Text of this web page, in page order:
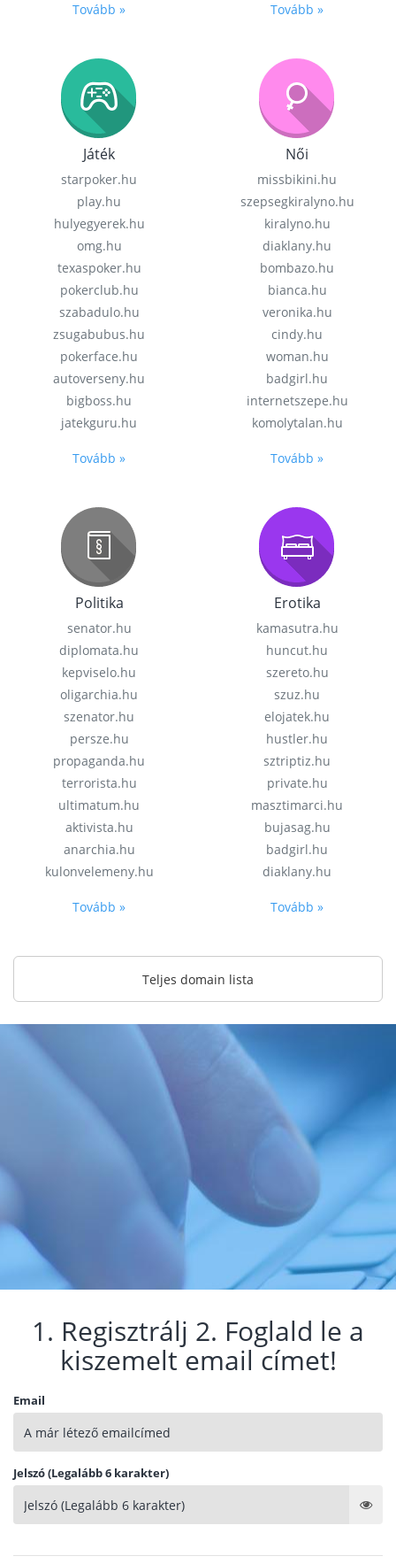
Tovább » Tovább »
Játék
starpoker.hu
play.hu
hulyegyerek.hu
omg.hu
texaspoker.hu
pokerclub.hu
szabadulo.hu
zsugabubus.hu
pokerface.hu
autoverseny.hu
bigboss.hu
jatekguru.hu
Tovább »
Női
missbikini.hu
szepsegkiralyno.hu
kiralyno.hu
diaklany.hu
bombazo.hu
bianca.hu
veronika.hu
cindy.hu
woman.hu
badgirl.hu
internetszepe.hu
komolytalan.hu
Tovább »
Politika
senator.hu
diplomata.hu
kepviselo.hu
oligarchia.hu
szenator.hu
persze.hu
propaganda.hu
terrorista.hu
ultimatum.hu
aktivista.hu
anarchia.hu
kulonvelemeny.hu
Tovább »
Erotika
kamasutra.hu
huncut.hu
szereto.hu
szuz.hu
elojatek.hu
hustler.hu
sztriptiz.hu
private.hu
masztimarci.hu
bujasag.hu
badgirl.hu
diaklany.hu
Tovább »
Teljes domain lista
1. Regisztrálj 2. Foglald le a
kiszemelt email címet!
Email
Jelszó (Legalább 6 karakter)